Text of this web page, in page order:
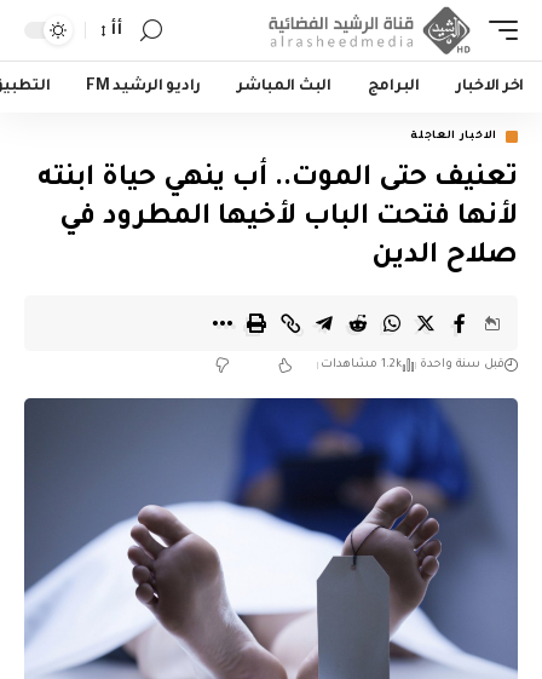
أأ
اخر الاخبار البرامج البث المباشر راديو الرشيد FM
الاخبار العاجلة
تعنيف حتى الموت.. أب ينهي حياة ابنته
لأنها فتحت الباب لأخيها المطرود في
صلاح الدين
قبل سنة واحدة 1.2k مشاهدات